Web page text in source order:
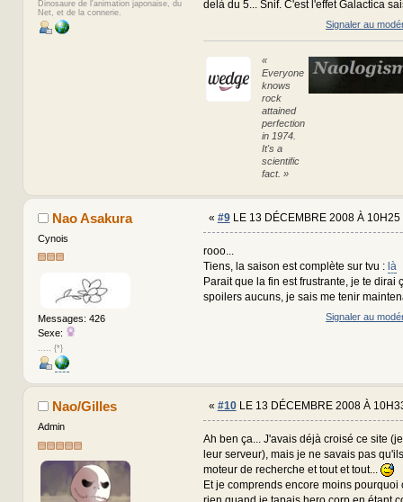
Dinosaure de l'animation japonaise, du
Net, et de la connerie.
delà du 5... Snif. C'est l'effet Galactica
Signaler au
«
Everyone
knows
rock
attained
perfection
in 1974.
It's a
scientific
fact. »
Nao Asakura
Cynois
Messages: 426
Sexe:
..... {*}
« #9LE 13 DÉCEMBRE 2008 À 10H25
rooo...
Tiens, la saison est complète sur tvu : là
Parait que la fin est frustrante, je te dirai
spoilers aucuns, je sais me tenir
Signaler au
Nao/Gilles
Admin
« #10LE 13 DÉCEMBRE 2008 À
Ah ben ça... J'avais déjà croisé ce site
leur serveur), mais je ne savais pas
moteur de recherche et tout et tout...
Et je comprends encore moins pourquoi